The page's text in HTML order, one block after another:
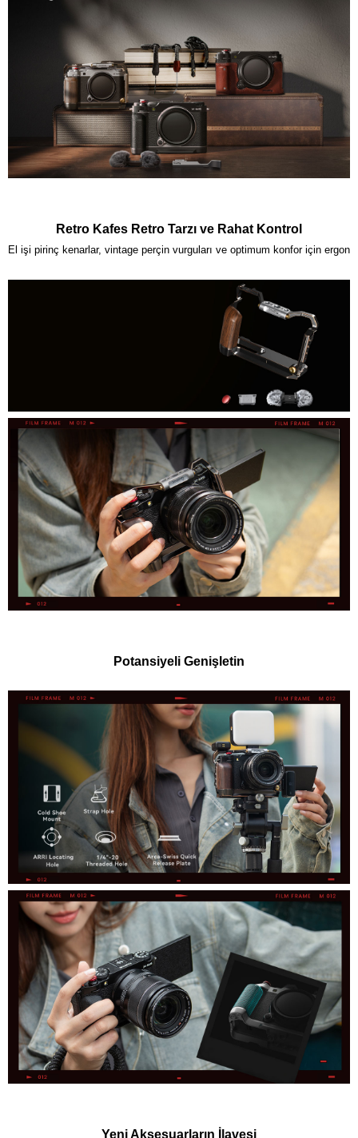
Retro Kafes Retro Tarzı ve Rahat Kontrol
El işi pirinç kenarlar, vintage perçin vurguları ve optimum konfor için
Potansiyeli Genişletin
Yeni Aksesuarların İlavesi